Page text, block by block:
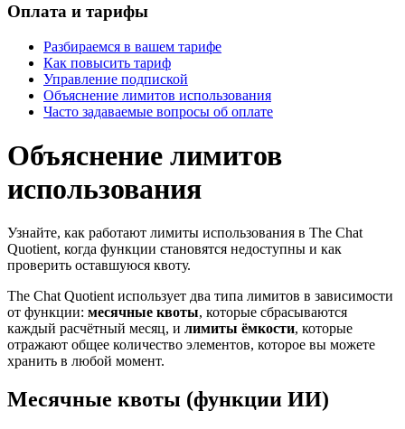
Оплата и тарифы
Разбираемся в вашем тарифе
Как повысить тариф
Управление подпиской
Объяснение лимитов использования
Часто задаваемые вопросы об оплате
Объяснение лимитов
использования
Узнайте, как работают лимиты использования в The Chat
Quotient, когда функции становятся недоступны и как
проверить оставшуюся квоту.
The Chat Quotient использует два типа лимитов в зависимости
от функции: месячные квоты, которые сбрасываются
каждый расчётный месяц, и лимиты ёмкости, которые
отражают общее количество элементов, которое вы можете
хранить в любой момент.
Месячные квоты (функции ИИ)